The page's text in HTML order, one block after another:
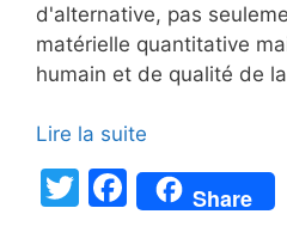
d'alternative, pas
matérielle quantitative
humain et de qualité de
Lire la suite
T
F
a
Share